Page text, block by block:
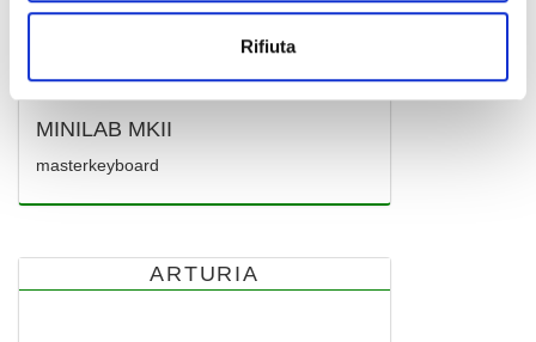
Rifiuta
MINILAB MKII
masterkeyboard
ARTURIA